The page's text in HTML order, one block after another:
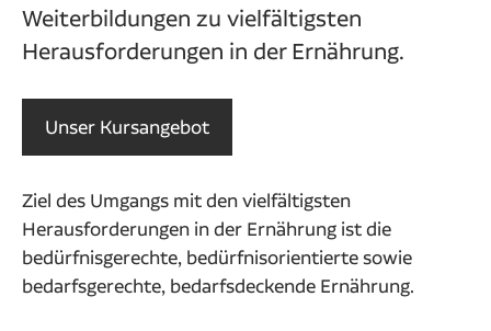
Weiterbildungen zu vielfältigsten
Herausforderungen in der Ernährung.
Unser Kursangebot
Ziel des Umgangs mit den vielfältigsten
Herausforderungen in der Ernährung ist die
bedürfnisgerechte, bedürfnisorientierte sowie
bedarfsgerechte, bedarfsdeckende Ernährung.